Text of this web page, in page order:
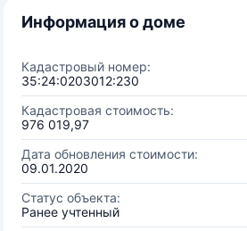
Информация о доме
Кадастровый номер:
35:24:0203012:230
Кадастровая стоимость:
976 019,97
Дата обновления стоимости:
09.01.2020
Статус объекта:
Ранее учтенный